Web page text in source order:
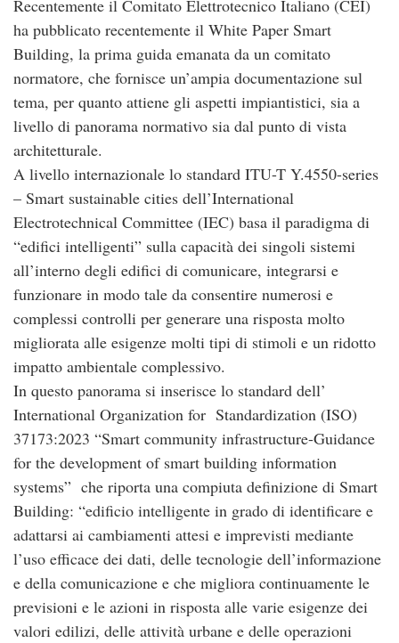
Recentemente il Comitato Elettrotecnico Italiano (CEI)
ha pubblicato recentemente il White Paper Smart
Building, la prima guida emanata da un comitato
normatore, che fornisce un’ampia documentazione sul
tema, per quanto attiene gli aspetti impiantistici, sia a
livello di panorama normativo sia dal punto di vista
architetturale.
A livello internazionale lo standard ITU-T Y.4550-series
– Smart sustainable cities dell’International
Electrotechnical Committee (IEC) basa il paradigma di
“edifici intelligenti” sulla capacità dei singoli sistemi
all’interno degli edifici di comunicare, integrarsi e
funzionare in modo tale da consentire numerosi e
complessi controlli per generare una risposta molto
migliorata alle esigenze molti tipi di stimoli e un ridotto
impatto ambientale complessivo.
In questo panorama si inserisce lo standard dell’
International Organization for Standardization (ISO)
37173:2023 “Smart community infrastructure-Guidance
for the development of smart building information
systems” che riporta una compiuta definizione di Smart
Building: “edificio intelligente in grado di identificare e
adattarsi ai cambiamenti attesi e imprevisti mediante
l’uso efficace dei dati, delle tecnologie dell’informazione
e della comunicazione e che migliora continuamente le
previsioni e le azioni in risposta alle varie esigenze dei
valori edilizi, delle attività urbane e delle operazioni